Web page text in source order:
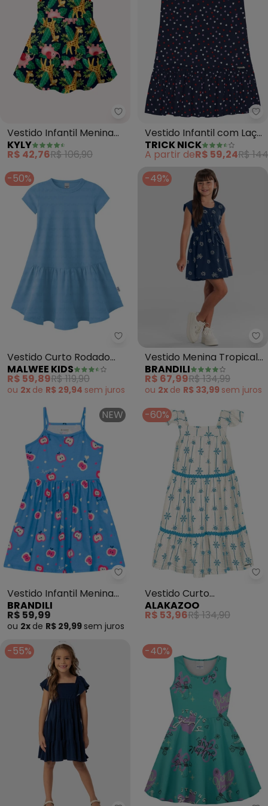
Kyly - Vestido Infantil Menina
Vestido Infantil Menina
em Algodão (Azul
Marinho)
KYLY
R$ 42,76R$ 106,90
Vestido Infantil com Laço
(Azul)
TRICK NICK
A partir deR$ 59,24R$
-50%
Malwee Kids - Vestido Curto
Vestido Curto Rodado
Texturizado (Azul Pastel)
MALWEE KIDS
R$ 59,89R$ 119,90
ou 2x de R$ 29,94 sem juros
-49%
Vestido Menina Tropical
Texturizado (Azul)
BRANDILI
R$ 67,99R$ 134,99
ou 2x de R$ 33,99 sem juros
NEW
Brandili - Vestido Infantil
Vestido Infantil Menina
em Meia Malha (Azul)
BRANDILI
R$ 59,99
ou 2x de R$ 29,99 sem juros
-60%
Vestido Curto
Estampado de Alças em
Malha (Azul)
ALAKAZOO
R$ 53,96R$ 134,90
-55% -40%